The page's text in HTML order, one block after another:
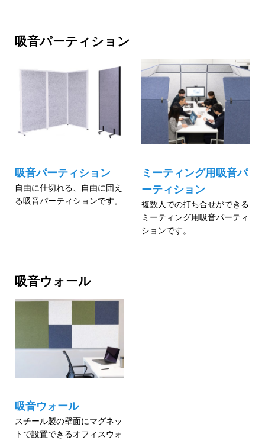
吸音パーティション
吸音パーティション
自由に仕切れる、自由に囲え
る吸音パーティションです。
ミーティング用吸音パ
ーティション
複数人での打ち合せができる
ミーティング用吸音パーティ
ションです。
吸音ウォール
吸音ウォール
スチール製の壁面にマグネッ
トで設置できるオフィスウォ